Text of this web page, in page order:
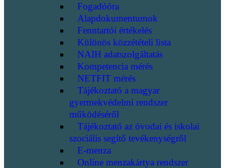
Fogadóóra
Alapdokumentumok
Fenntartói értékelés
Különös közzétételi lista
NAIH adatszolgáltatás
Kompetencia mérés
NETFIT mérés
Tájékoztató a magyar
gyermekvédelmi rendszer
működéséről
Tájékoztató az óvodai és iskolai
szociális segítő tevékenységről
E-menza
Online menzakártya rendszer